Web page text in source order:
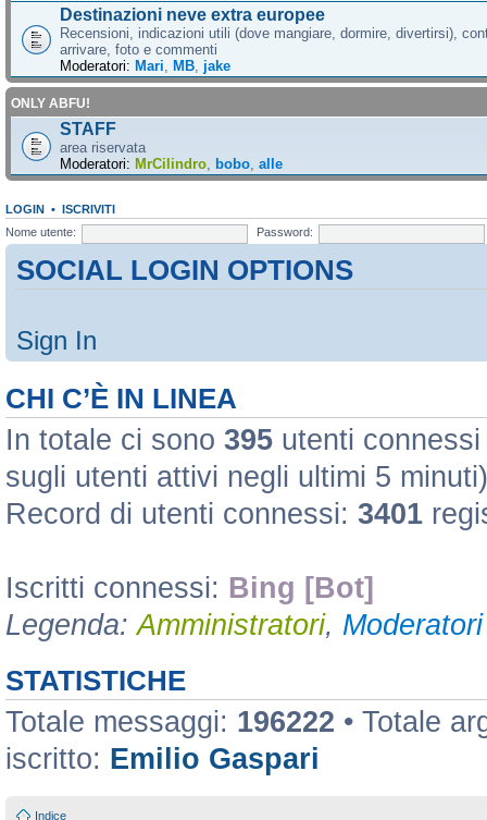
Destinazioni neve extra europee
Recensioni, indicazioni utili (dove mangiare, dormire, divertirsi),
arrivare, foto e commenti
Moderatori: Mari MB jake
ONLY ABFU!
STAFF
area riservata
Moderatori: MrCilindro bobo alle
LOGIN • ISCRIVITI
Nome utente:
Password:
SOCIAL LOGIN OPTIONS
Sign In
CHI C’È IN LINEA
In totale ci sono 395 utenti
sugli utenti attivi negli ultimi 5 minuti)
Record di utenti connessi: 3401
Iscritti connessi: Bing [Bot]
Legenda:Amministratori,
STATISTICHE
Totale messaggi: 196222 • Totale
iscritto: Emilio Gaspari
Indice